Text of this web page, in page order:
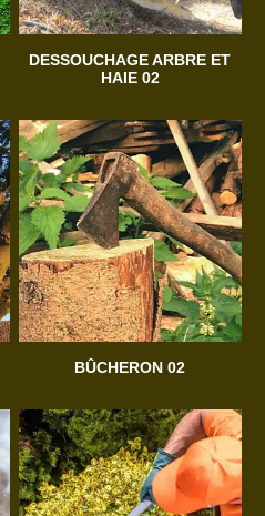
DESSOUCHAGE ARBRE ET
HAIE 02
BÛCHERON 02